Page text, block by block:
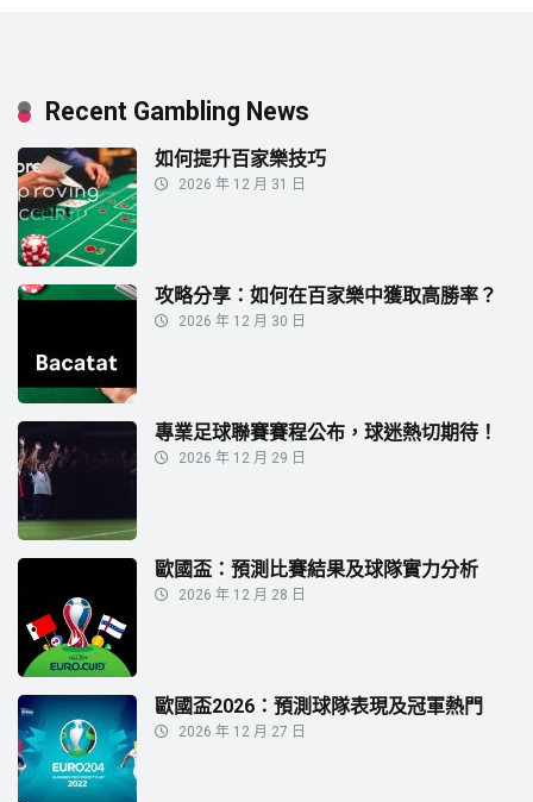
Recent Gambling News
如何提升百家樂技巧
2026 年 12 月 31 日
攻略分享：如何在百家樂中獲取高勝率？
2026 年 12 月 30 日
專業足球聯賽賽程公布，球迷熱切期待！
2026 年 12 月 29 日
歐國盃：預測比賽結果及球隊實力分析
2026 年 12 月 28 日
歐國盃2026：預測球隊表現及冠軍熱門
2026 年 12 月 27 日